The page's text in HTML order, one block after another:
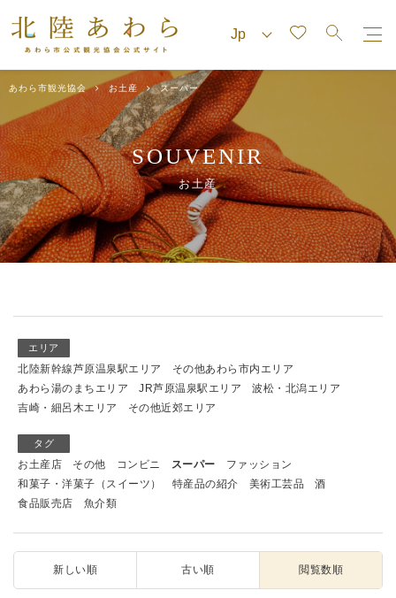
あわら市観光協会 お土産 スーパー
SOUVENIR
お土産
エリア
北陸新幹線芦原温泉駅エリア
その他あわら市内エリア
あわら湯のまちエリア
JR芦原温泉駅エリア
波松・北潟エリア
吉崎・細呂木エリア
その他近郊エリア
タグ
お土産店 その他 コンビニ スーパー
ファッション
和菓子・洋菓子（スイーツ）
特産品の紹介 美術工芸品
酒
食品販売店
魚介類
新しい順 古い順 閲覧数順